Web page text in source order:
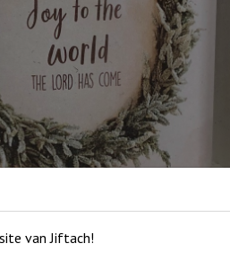
van Jiftach!